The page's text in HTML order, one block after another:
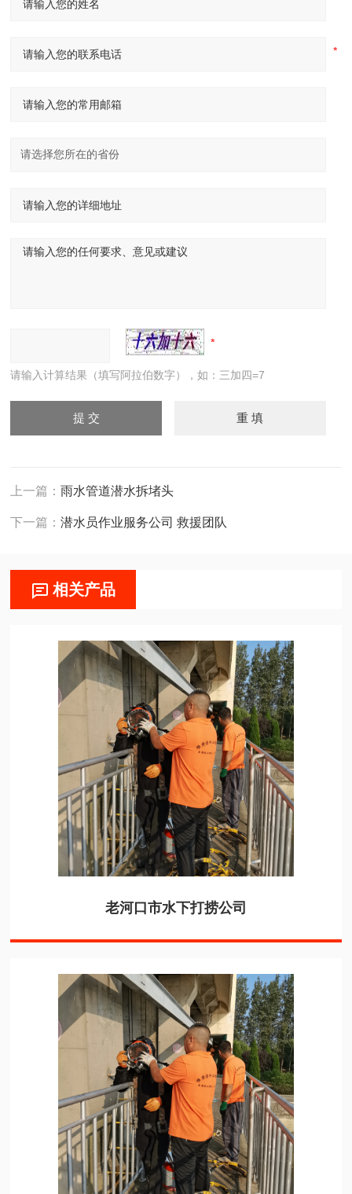
请输入计算结果（填写阿拉伯数字），如：三加四=7
上一篇：雨水管道潜水拆堵头
下一篇：潜水员作业服务公司 救援团队
相关产品
老河口市水下打捞公司